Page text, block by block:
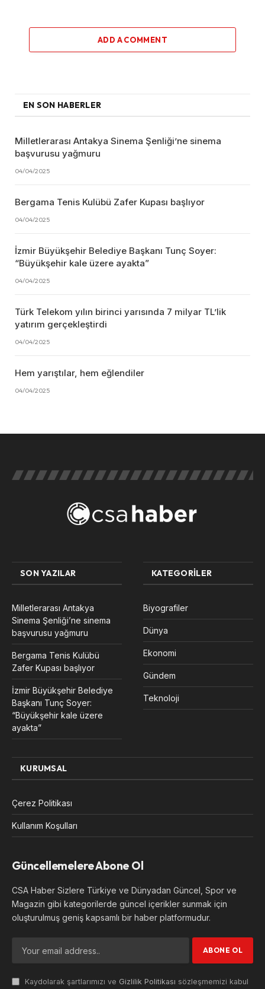
ADD A COMMENT
EN SON HABERLER
Milletlerarası Antakya Sinema Şenliği’ne sinema
başvurusu yağmuru
04/04/2025
Bergama Tenis Kulübü Zafer Kupası başlıyor
04/04/2025
İzmir Büyükşehir Belediye Başkanı Tunç Soyer:
“Büyükşehir kale üzere ayakta”
04/04/2025
Türk Telekom yılın birinci yarısında 7 milyar TL’lik
yatırım gerçekleştirdi
04/04/2025
Hem yarıştılar, hem eğlendiler
04/04/2025
SON YAZILAR
Milletlerarası Antakya
Sinema Şenliği’ne sinema
başvurusu yağmuru
Bergama Tenis Kulübü
Zafer Kupası başlıyor
İzmir Büyükşehir Belediye
Başkanı Tunç Soyer:
“Büyükşehir kale üzere
ayakta”
KATEGORILER
Biyografiler
Dünya
Ekonomi
Gündem
Teknoloji
KURUMSAL
Çerez Politikası
Kullanım Koşulları
Güncellemelere Abone Ol
CSA Haber Sizlere Türkiye ve Dünyadan Güncel, Spor ve
Magazin gibi kategorilerde güncel içerikler sunmak için
oluşturulmuş geniş kapsamlı bir haber platformudur.
Kaydolarak şartlarımızı ve Gizlilik Politikası sözleşmemizi kabul